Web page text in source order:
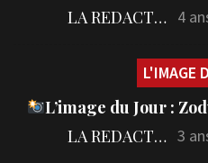
LA REDACTION 4
L'IMAGE
L’image du Jour :
LA REDACTION 3